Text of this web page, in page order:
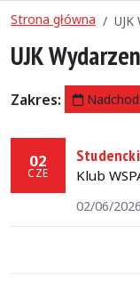
Strona główna UJK
UJK
Zakres:
02
CZE Klub
02/06/